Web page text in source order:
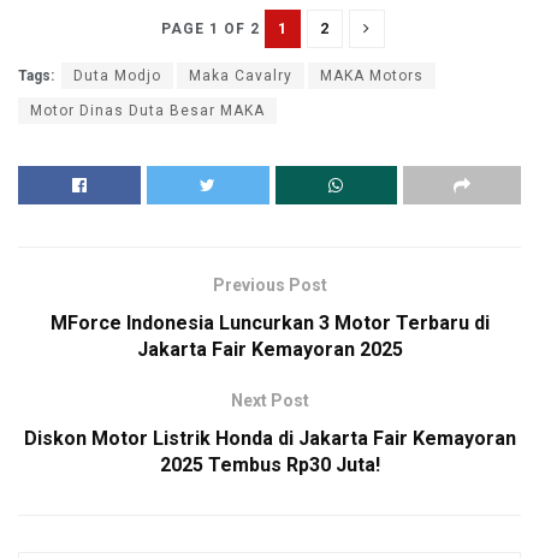
PAGE 1 OF 2 1 2
Tags: Duta Modjo Maka Cavalry MAKA Motors
Motor Dinas Duta Besar MAKA
Previous Post
MForce Indonesia Luncurkan 3 Motor Terbaru di
Jakarta Fair Kemayoran 2025
Next Post
Diskon Motor Listrik Honda di Jakarta Fair Kemayoran
2025 Tembus Rp30 Juta!